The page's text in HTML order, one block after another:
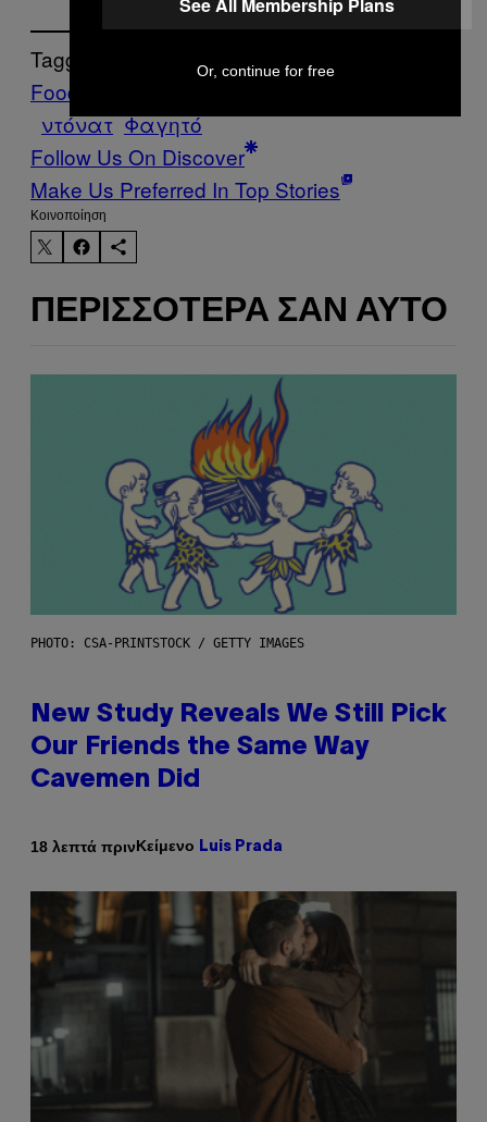
Tagged:
Food
ντόνατ Φαγητό
Follow Us On Discover
Make Us Preferred In Top Stories
Kοινοποίηση
ΠΕΡΙΣΣΌΤΕΡΑ ΣΑΝ ΑΥΤΌ
PHOTO: CSA-PRINTSTOCK / GETTY IMAGES
New Study Reveals We Still Pick
Our Friends the Same Way
Cavemen Did
18 λεπτά πρινΚείμενο Luis Prada
Or, continue for free